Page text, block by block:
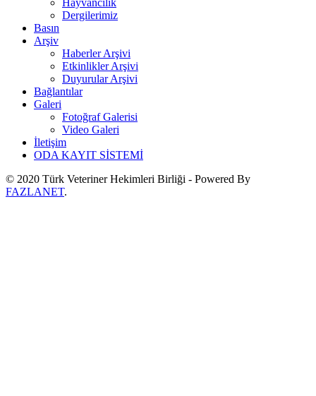
Hayvancılık
Dergilerimiz
Basın
Arşiv
Haberler Arşivi
Etkinlikler Arşivi
Duyurular Arşivi
Bağlantılar
Galeri
Fotoğraf Galerisi
Video Galeri
İletişim
ODA KAYIT SİSTEMİ
© 2020 Türk Veteriner Hekimleri Birliği - Powered By
FAZLANET.